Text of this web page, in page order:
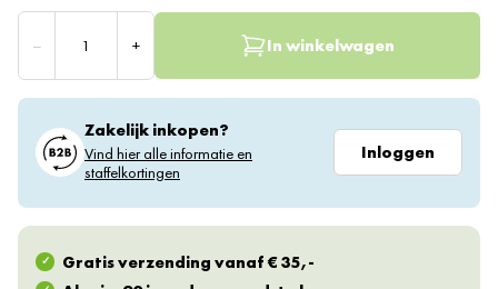
Aantal
–
+ In winkelwagen
Zakelijk inkopen?
Vind hier alle informatie en
staffelkortingen
Inloggen
Gratis verzending vanaf € 35,-